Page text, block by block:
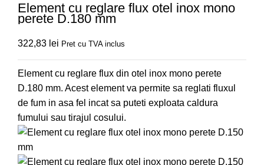
Element cu reglare flux otel inox mono
perete D.180 mm
322,83 lei Pret cu TVA inclus
Element cu reglare flux din otel inox mono perete
D.180 mm. Acest element va permite sa reglati fluxul
de fum in asa fel incat sa puteti exploata caldura
fumului sau tirajul cosului.